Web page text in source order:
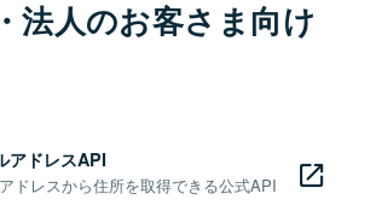
法人のお客さま向け
アドレスAPI
ドレスから住所を取得できる公式API